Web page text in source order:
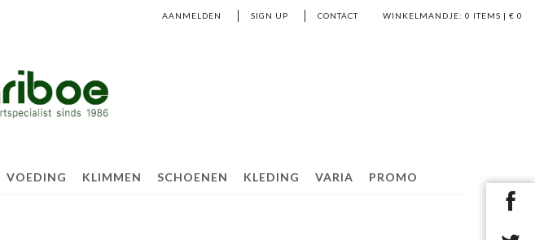
WINKELMANDJE: 0 ITEMS | € 0
AANMELDEN SIGN UP CONTACT
VOEDING KLIMMEN SCHOENEN KLEDING VARIA PROMO